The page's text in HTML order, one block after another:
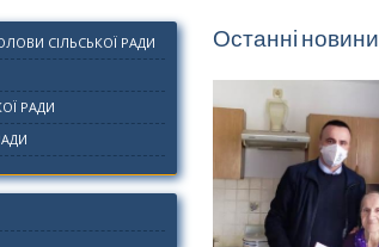
Останні новини
СІЛЬСЬКОЇ РАДИ
РАДИ